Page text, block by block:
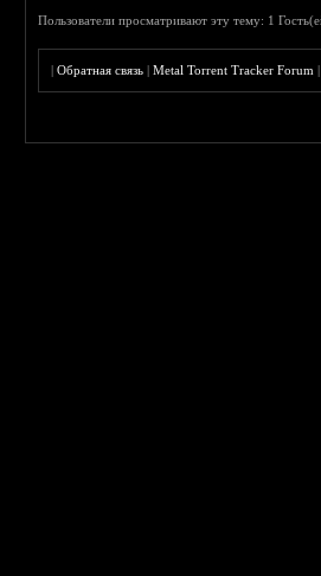
Пользователи просматривают эту тему: 1
|Обратная связь |Metal Torrent Tracker Forum